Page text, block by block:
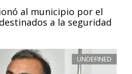
al municipio por el
a la seguridad
UNDEFINED